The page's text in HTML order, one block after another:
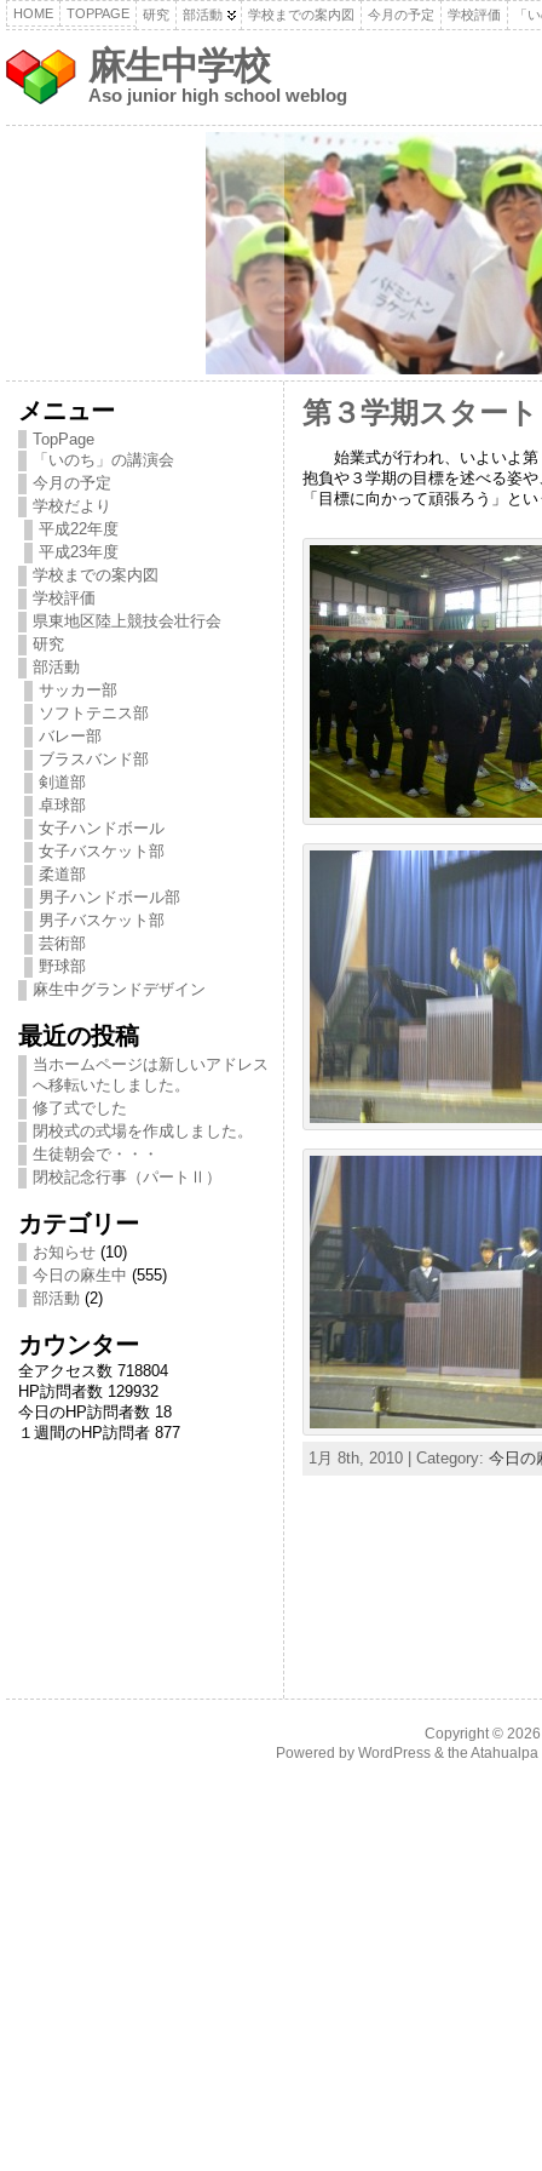
HOME TOPPAGE 研究 部活動 学校までの案内図 今月の予定 学校評価 「
麻生中学校
Aso junior high school weblog
メニュー
TopPage
「いのち」の講演会
今月の予定
学校だより
平成22年度
平成23年度
学校までの案内図
学校評価
県東地区陸上競技会壮行会
研究
部活動
サッカー部
ソフトテニス部
バレー部
ブラスバンド部
剣道部
卓球部
女子ハンドボール
女子バスケット部
柔道部
男子ハンドボール部
男子バスケット部
芸術部
野球部
麻生中グランドデザイン
最近の投稿
当ホームページは新しいアドレス
へ移転いたしました。
修了式でした
閉校式の式場を作成しました。
生徒朝会で・・・
閉校記念行事（パートⅡ）
カテゴリー
お知らせ(10)
今日の麻生中 (555)
部活動 (2)
カウンター
全アクセス数 718804
HP訪問者数 129932
今日のHP訪問者数 18
１週間のHP訪問者 877
第３学期スター
始業式が行われ、いよいよ第
抱負や３学期の目標を述べる姿
「目標に向かって頑張ろう」と
1月 8th, 2010 | Category: 今日の
Copyright ©
Powered by WordPress& the Atahualpa